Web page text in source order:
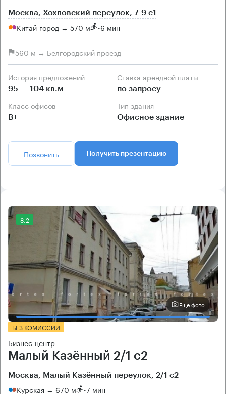
Москва, Хохловский переулок, 7-9 с1
Китай-город → 570 м ~6 мин
560 м → Белгородский проезд
История предложений
95 — 104 кв.м
Ставка арендной платы
по запросу
Класс офисов
B+
Тип здания
Офисное здание
Позвонить Получить презентацию
8.2
Еще фото
БЕЗ КОМИССИИ
Бизнес-центр
Малый Казённый 2/1 с2
Москва, Малый Казённый переулок, 2/1 с2
Курская → 670 м ~7 мин